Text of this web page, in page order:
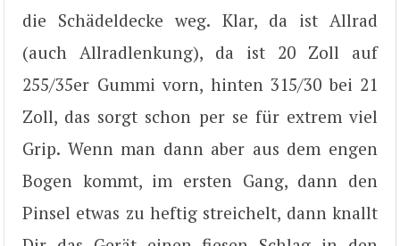
die Schädeldecke weg. Klar, da ist Allrad
(auch Allradlenkung), da ist 20 Zoll auf
255/35er Gummi vorn, hinten 315/30 bei 21
Zoll, das sorgt schon per se für extrem viel
Grip. Wenn man dann aber aus dem engen
Bogen kommt, im ersten Gang, dann den
Pinsel etwas zu heftig streichelt, dann knallt